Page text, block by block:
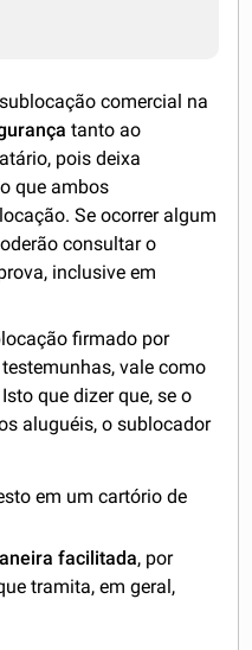
comercial na
tanto ao
pois deixa
que ambos
Se ocorrer algum
consultar o
inclusive em
firmado por
vale como
Isto que dizer que, se o
aluguéis, o sublocador
em um cartório de
facilitada, por
tramita, em geral,